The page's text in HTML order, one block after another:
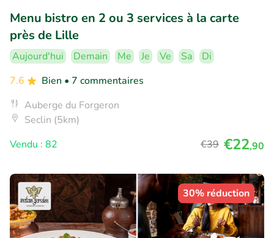
Menu bistro en 2 ou 3 services à la carte
près de Lille
Aujourd'hui Demain Me Je Ve Sa
Di
7.6
Bien • 7 commentaires
Auberge du Forgeron
Seclin (5km)
Vendu : 82
€39 €22,90
30% réduction